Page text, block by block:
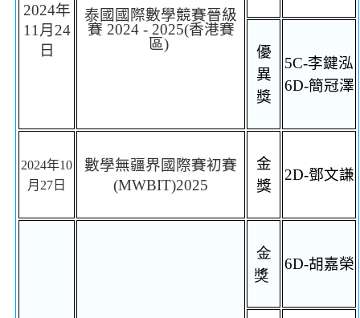
2024年
11 月 24
日
泰國國際數學競賽晉級
賽 2024 - 2025(香港賽
區)
優
異
獎
5C-李鍵泓
6D-簡冠澤
2024年10
月 27 日
數學無疆界國際賽初賽
(MWBIT)2025
金
獎
2D-鄧文謙
金
獎
6D-胡嘉榮